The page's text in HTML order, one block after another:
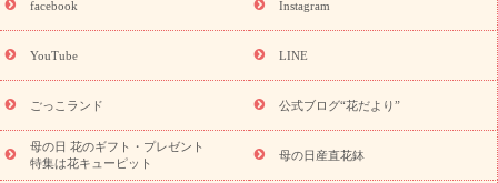
誕生日フラワーギフト商品一覧
バラ ユリ
トルコキキョウ
8月の誕生花(トルコキキョウ)
9月の誕生花(リンドウ)
ペーン
用途から探す お祝いの花特集 当日配達特急便
退職祝い
結婚記念日 結婚祝い 出産祝い
気祝い
還暦祝い・長寿祝い プチギフト
ペットのお祝いフラ
facebook Instagram
YouTube LINE
ごっこランド 公式ブログ“花だより”
母の日 花のギフト・プレゼント
特集は花キューピット
母の日産直花鉢